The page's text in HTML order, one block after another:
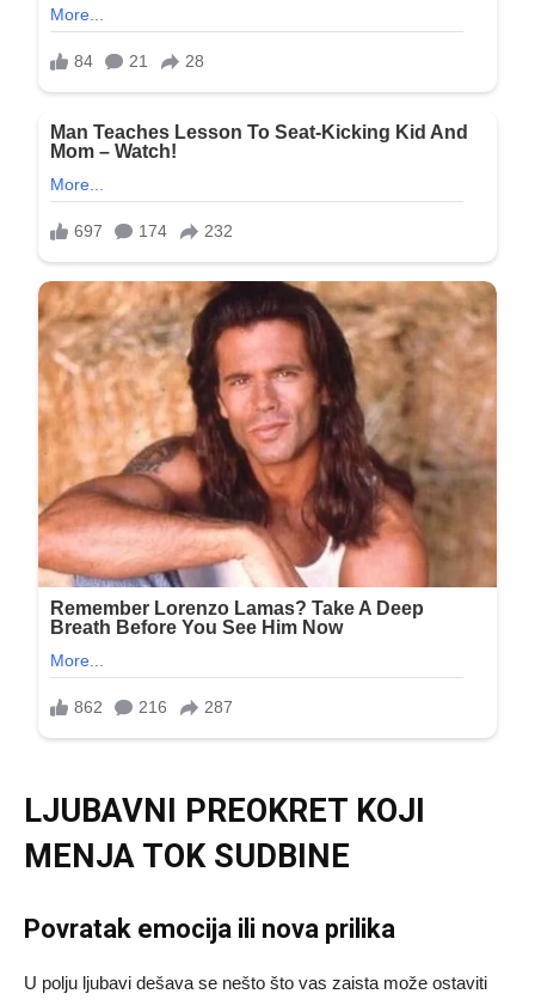
LJUBAVNI PREOKRET KOJI
MENJA TOK SUDBINE
Povratak emocija ili nova prilika
U polju ljubavi dešava se nešto što vas zaista može ostaviti